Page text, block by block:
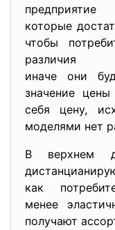
которые
чтобы
иначе они
значение
себя цену,
моделями нет
В верхнем
как
менее
получают